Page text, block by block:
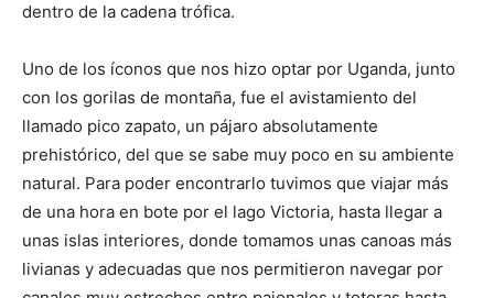
dentro de la cadena trófica.
Uno de los íconos que nos hizo optar por Uganda, junto
con los gorilas de montaña, fue el avistamiento del
llamado pico zapato, un pájaro absolutamente
prehistórico, del que se sabe muy poco en su ambiente
natural. Para poder encontrarlo tuvimos que viajar más
de una hora en bote por el lago Victoria, hasta llegar a
unas islas interiores, donde tomamos unas canoas más
livianas y adecuadas que nos permitieron navegar por